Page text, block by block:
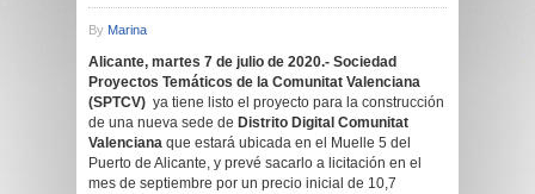
By Marina
Alicante, martes 7 de julio de 2020.- Sociedad
Proyectos Temáticos de la Comunitat Valenciana
(SPTCV) ya tiene listo el proyecto para la construcción
de una nueva sede de Distrito Digital Comunitat
Valenciana que estará ubicada en el Muelle 5 del
Puerto de Alicante, y prevé sacarlo a licitación en el
mes de septiembre por un precio inicial de 10,7